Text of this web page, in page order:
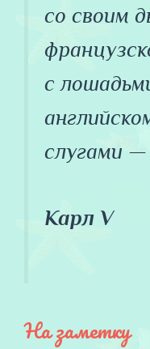
со своим
с
слугами —
Карл V
На заметку